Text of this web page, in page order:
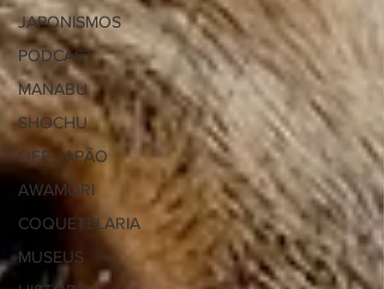
JAPONISMOS
PODCAST
MANABU
SHOCHU
OFF JAPÃO
AWAMORI
COQUETELARIA
MUSEUS